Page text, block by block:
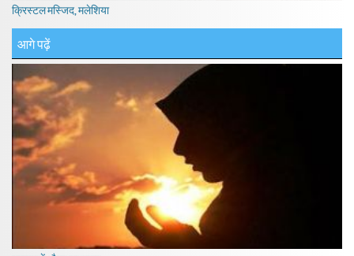
क्रिस्टल मस्जिद, मलेशिया
आगे पढ़ें